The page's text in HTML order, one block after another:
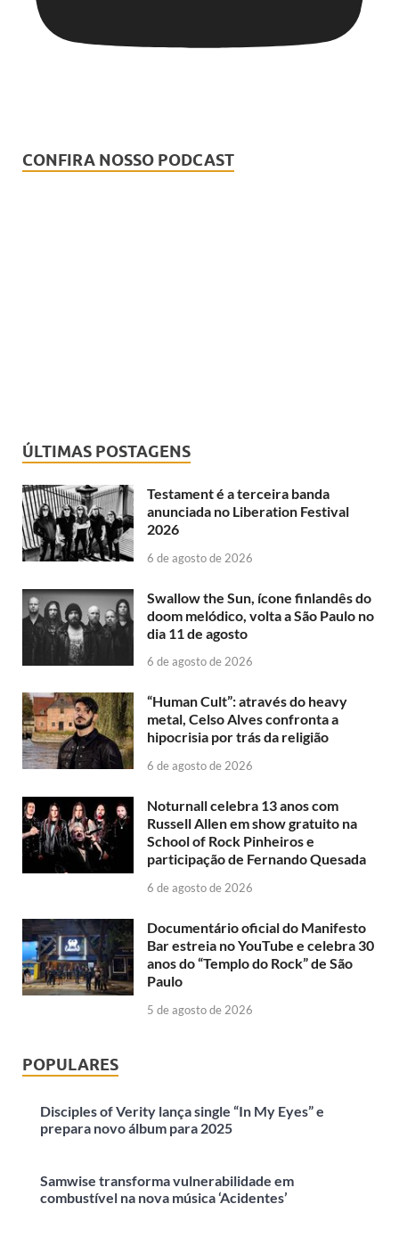
CONFIRA NOSSO PODCAST
ÚLTIMAS POSTAGENS
Testament é a terceira banda
anunciada no Liberation Festival
2026
6 de agosto de 2026
Swallow the Sun, ícone finlandês do
doom melódico, volta a São Paulo no
dia 11 de agosto
6 de agosto de 2026
“Human Cult”: através do heavy
metal, Celso Alves confronta a
hipocrisia por trás da religião
6 de agosto de 2026
Noturnall celebra 13 anos com
Russell Allen em show gratuito na
School of Rock Pinheiros e
participação de Fernando Quesada
6 de agosto de 2026
Documentário oficial do Manifesto
Bar estreia no YouTube e celebra 30
anos do “Templo do Rock” de São
Paulo
5 de agosto de 2026
POPULARES
Disciples of Verity lança single “In My Eyes” e
prepara novo álbum para 2025
Samwise transforma vulnerabilidade em
combustível na nova música ‘Acidentes’